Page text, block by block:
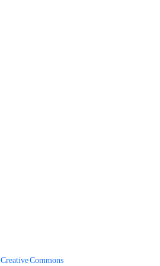
Creative Commons